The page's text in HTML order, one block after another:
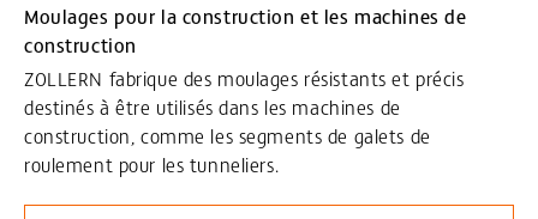
Moulages pour la construction et les machines de
construction
ZOLLERN fabrique des moulages résistants et précis
destinés à être utilisés dans les machines de
construction, comme les segments de galets de
roulement pour les tunneliers.